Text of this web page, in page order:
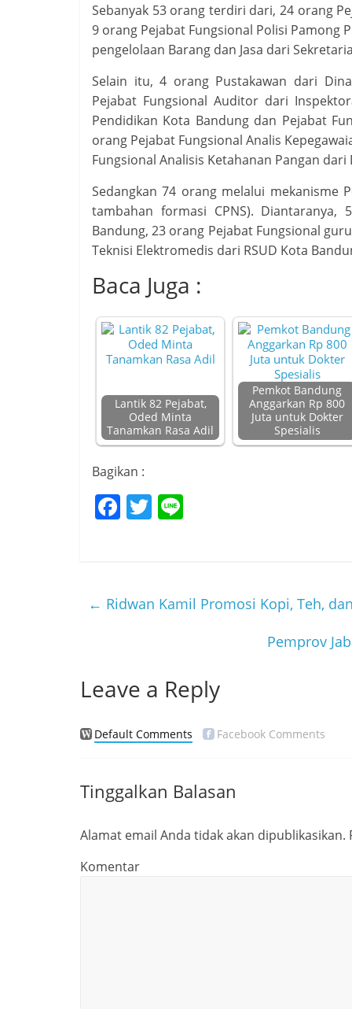
Sebanyak 53 orang terdiri dari, 24 orang
9 orang Pejabat Fungsional Polisi Pamong
pengelolaan Barang dan Jasa dari
Selain itu, 4 orang Pustakawan dari
Pejabat Fungsional Auditor dari
Pendidikan Kota Bandung dan Pejabat
orang Pejabat Fungsional Analis
Fungsional Analisis Ketahanan Pangan
Sedangkan 74 orang melalui mekanisme
tambahan formasi CPNS).
Bandung, 23 orang Pejabat Fungsional
Teknisi Elektromedis dari RSUD Kota
Baca Juga :
Lantik 82 Pejabat,
Oded Minta
Tanamkan Rasa Adil
Pemkot Bandung
Anggarkan Rp 800
Juta untuk Dokter
Spesialis
Bagikan :
F
b
k
T
← Ridwan Kamil Promosi Kopi, Teh,
Pemprov
Leave a Reply
Default Comments Facebook Comments
Tinggalkan Balasan
Alamat email Anda tidak akan dipublikasikan.
Komentar